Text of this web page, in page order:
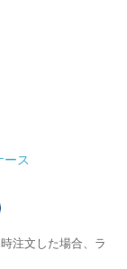
ース
注文した場合、ラ